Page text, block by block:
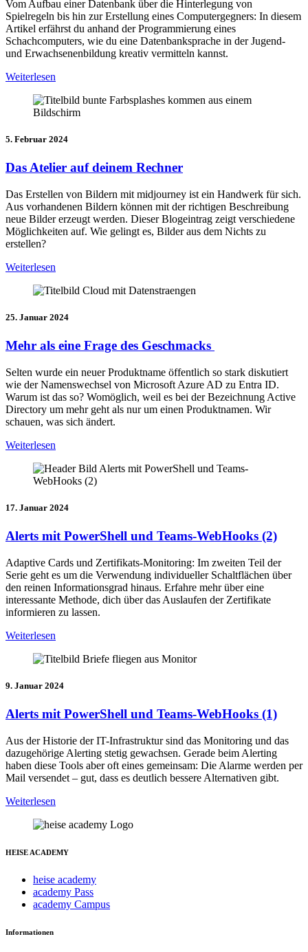
Vom Aufbau einer Datenbank über die Hinterlegung von
Spielregeln bis hin zur Erstellung eines Computergegners: In diesem
Artikel erfährst du anhand der Programmierung eines
Schachcomputers, wie du eine Datenbanksprache in der Jugend-
und Erwachsenenbildung kreativ vermitteln kannst.
Weiterlesen
5. Februar 2024
Das Atelier auf deinem Rechner
Das Erstellen von Bildern mit midjourney ist ein Handwerk für sich.
Aus vorhandenen Bildern können mit der richtigen Beschreibung
neue Bilder erzeugt werden. Dieser Blogeintrag zeigt verschiedene
Möglichkeiten auf. Wie gelingt es, Bilder aus dem Nichts zu
erstellen?
Weiterlesen
25. Januar 2024
Mehr als eine Frage des Geschmacks
Selten wurde ein neuer Produktname öffentlich so stark diskutiert
wie der Namenswechsel von Microsoft Azure AD zu Entra ID.
Warum ist das so? Womöglich, weil es bei der Bezeichnung Active
Directory um mehr geht als nur um einen Produktnamen. Wir
schauen, was sich ändert.
Weiterlesen
17. Januar 2024
Alerts mit PowerShell und Teams-WebHooks (2)
Adaptive Cards und Zertifikats-Monitoring: Im zweiten Teil der
Serie geht es um die Verwendung individueller Schaltflächen über
den reinen Informationsgrad hinaus. Erfahre mehr über eine
interessante Methode, dich über das Auslaufen der Zertifikate
informieren zu lassen.
Weiterlesen
9. Januar 2024
Alerts mit PowerShell und Teams-WebHooks (1)
Aus der Historie der IT-Infrastruktur sind das Monitoring und das
dazugehörige Alerting stetig gewachsen. Gerade beim Alerting
haben diese Tools aber oft eines gemeinsam: Die Alarme werden per
Mail versendet – gut, dass es deutlich bessere Alternativen gibt.
Weiterlesen
HEISE ACADEMY
heise academy
academy Pass
academy Campus
Informationen